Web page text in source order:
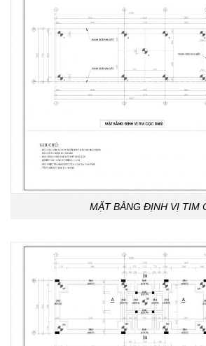
MẶT BẰNG ĐỊNH VỊ TIM